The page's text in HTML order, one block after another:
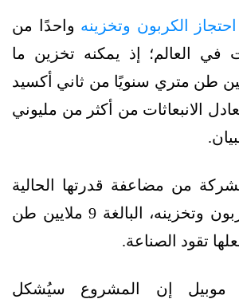
احتجاز الكربون وتخزينه واحدًا من
في العالم؛ إذ يمكنه تخزين ما
10 ملايين طن متري سنويًا من ثاني أكسيد
الانبعاثات من أكثر من مليوني
من مضاعفة قدرتها الحالية
على احتجاز الكربون وتخزينه، البالغة 9 ملايين طن
تقود الصناعة.
موبيل إن المشروع سيُشكل